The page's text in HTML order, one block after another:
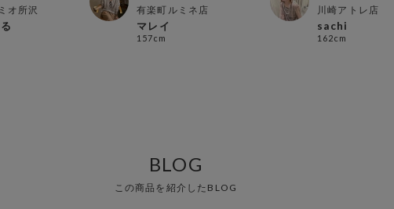
オ所沢 有楽町ルミネ店
マレイ
157cm
川崎アトレ店
sachi
162cm
BLOG
この商品を紹介したBLOG